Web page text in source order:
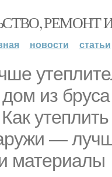
РЕМОНТ
новости статьи
из бруса
—
материалы